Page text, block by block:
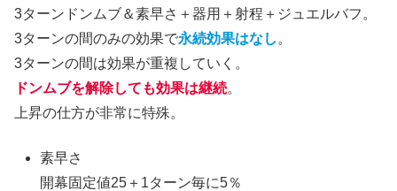
3ターンドンムブ＆素早さ＋器用＋射程＋ジュエルバフ。
3ターンの間のみの効果で永続効果はなし 。
3ターンの間は効果が重複していく。
ドンムブを解除しても効果は継続。
上昇の仕方が非常に特殊。
素早さ
開幕固定値25＋1ターン毎に5％